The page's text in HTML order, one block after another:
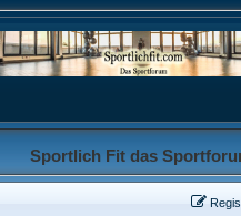
Sportlich Fit das